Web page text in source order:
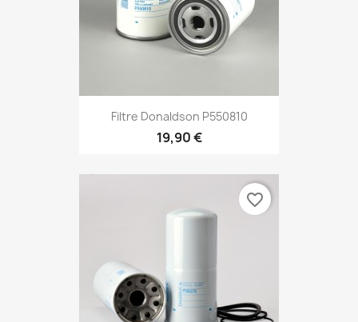
Filtre Donaldson P550810
19,90 €
favorite_border